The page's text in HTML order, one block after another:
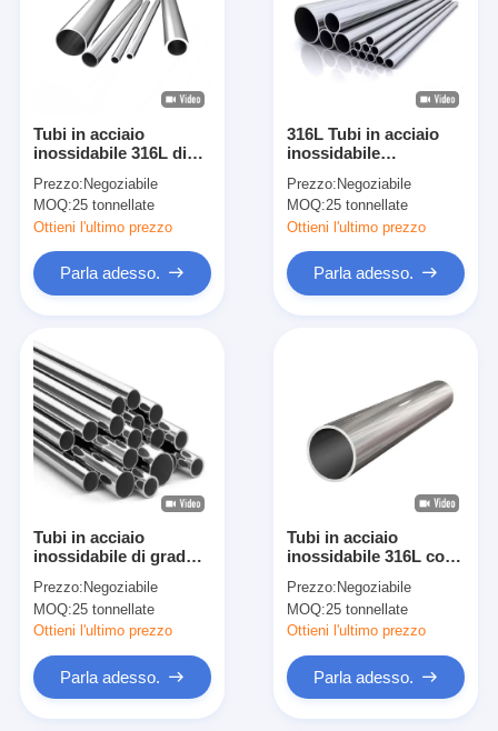
Tubi in acciaio
inossidabile 316L di
eccellente resistenza
alla corrosione per
industrie chimiche,
marine, alimentari e
mediche
Prezzo: Negoziabile
MOQ:25 tonnellate
Ottieni l'ultimo prezzo
Parla adesso.
316L Tubi in acciaio
inossidabile
Tubi senza cuciture,
saldati, rotondi,
quadrati e rettangolari
per applicazioni
industriali
Prezzo: Negoziabile
MOQ:25 tonnellate
Ottieni l'ultimo prezzo
Parla adesso.
Tubi in acciaio
inossidabile di grado
petrolio e gas,
ingegneria navale,
trasformazione
apparecchiature
farmaceutiche e
Prezzo: Negoziabile
MOQ:25 tonnellate
Ottieni l'ultimo prezzo
Parla adesso.
Tubi in acciaio
inossidabile 316L con
corrosione superiore,
elevata resistenza e
dimensioni di
ambienti industriali
esigenti
Prezzo: Negoziabile
MOQ:25 tonnellate
Ottieni l'ultimo prezzo
Parla adesso.